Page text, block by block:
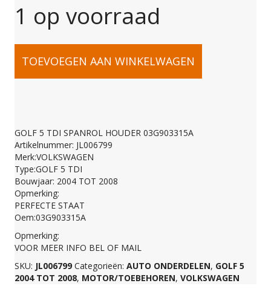
1 op voorraad
GOLF
TDI
SPANROL
HOUDER
03G903315A
aantal
TOEVOEGEN AAN WINKELWAGEN
GOLF 5 TDI SPANROL HOUDER 03G903315A
Artikelnummer: JL006799
Merk:VOLKSWAGEN
Type:GOLF 5 TDI
Bouwjaar: 2004 TOT 2008
Opmerking:
PERFECTE STAAT
Oem:03G903315A
Opmerking:
VOOR MEER INFO BEL OF MAIL
SKU: JL006799 Categorieën: AUTO ONDERDELEN, GOLF 5
2004 TOT 2008, MOTOR/TOEBEHOREN, VOLKSWAGEN